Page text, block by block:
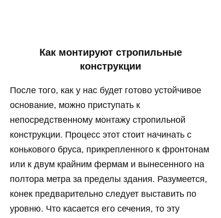
Как монтируют стропильные
конструкции
После того, как у нас будет готово устойчивое
основание, можно приступать к
непосредственному монтажу стропильной
конструкции. Процесс этот стоит начинать с
конькового бруса, прикрепленного к фронтонам
или к двум крайним фермам и вынесенного на
полтора метра за пределы здания. Разумеется,
конек предварительно следует выставить по
уровню. Что касается его сечения, то эту